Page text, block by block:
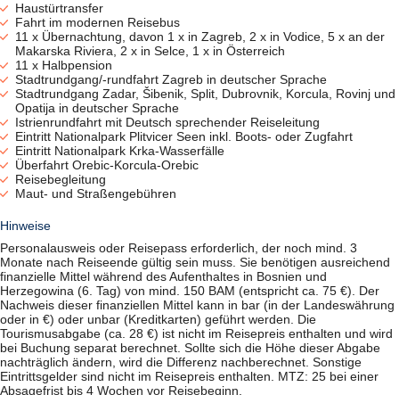
Haustürtransfer
Fahrt im modernen Reisebus
11 x Übernachtung, davon 1 x in Zagreb, 2 x in Vodice, 5 x an der
Makarska Riviera, 2 x in Selce, 1 x in Österreich
11 x Halbpension
Stadtrundgang/-rundfahrt Zagreb in deutscher Sprache
Stadtrundgang Zadar, Šibenik, Split, Dubrovnik, Korcula, Rovinj und
Opatija in deutscher Sprache
Istrienrundfahrt mit Deutsch sprechender Reiseleitung
Eintritt Nationalpark Plitvicer Seen inkl. Boots- oder Zugfahrt
Eintritt Nationalpark Krka-Wasserfälle
Überfahrt Orebic-Korcula-Orebic
Reisebegleitung
Maut- und Straßengebühren
Hinweise
Personalausweis oder Reisepass erforderlich, der noch mind. 3
Monate nach Reiseende gültig sein muss. Sie benötigen ausreichend
finanzielle Mittel während des Aufenthaltes in Bosnien und
Herzegowina (6. Tag) von mind. 150 BAM (entspricht ca. 75 €). Der
Nachweis dieser finanziellen Mittel kann in bar (in der Landeswährung
oder in €) oder unbar (Kreditkarten) geführt werden. Die
Tourismusabgabe (ca. 28 €) ist nicht im Reisepreis enthalten und wird
bei Buchung separat berechnet. Sollte sich die Höhe dieser Abgabe
nachträglich ändern, wird die Differenz nachberechnet. Sonstige
Eintrittsgelder sind nicht im Reisepreis enthalten. MTZ: 25 bei einer
Absagefrist bis 4 Wochen vor Reisebeginn.